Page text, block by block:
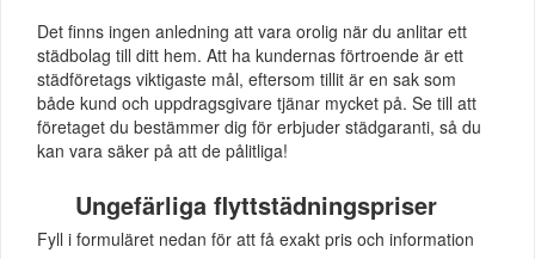
Det finns ingen anledning att vara orolig när du anlitar ett
städbolag till ditt hem. Att ha kundernas förtroende är ett
städföretags viktigaste mål, eftersom tillit är en sak som
både kund och uppdragsgivare tjänar mycket på. Se till att
företaget du bestämmer dig för erbjuder städgaranti, så du
kan vara säker på att de pålitliga!
Ungefärliga flyttstädningspriser
Fyll i formuläret nedan för att få exakt pris och information